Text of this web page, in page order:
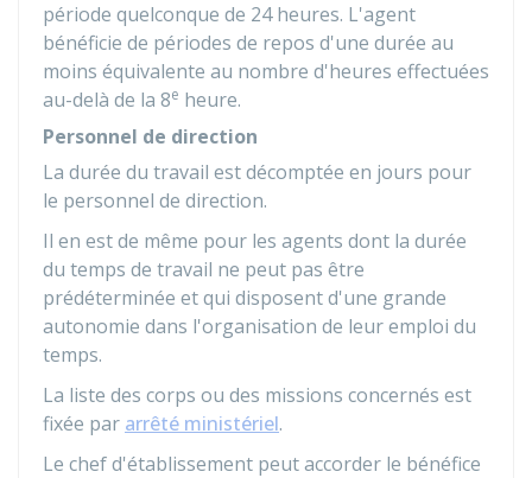
période quelconque de 24 heures. L'agent
bénéficie de périodes de repos d'une durée au
moins équivalente au nombre d'heures effectuées
au-delà de la 8e heure.
Personnel de direction
La durée du travail est décomptée en jours pour
le personnel de direction.
Il en est de même pour les agents dont la durée
du temps de travail ne peut pas être
prédéterminée et qui disposent d'une grande
autonomie dans l'organisation de leur emploi du
temps.
La liste des corps ou des missions concernés est
fixée par arrêté ministériel.
Le chef d'établissement peut accorder le bénéfice